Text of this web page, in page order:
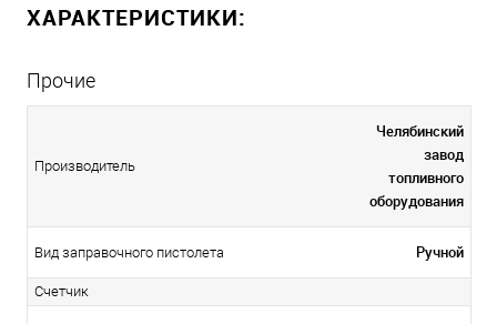
ХАРАКТЕРИСТИКИ:
Прочие
Производитель
Челябинский
завод
топливного
оборудования
Вид заправочного пистолета Ручной
Счетчик